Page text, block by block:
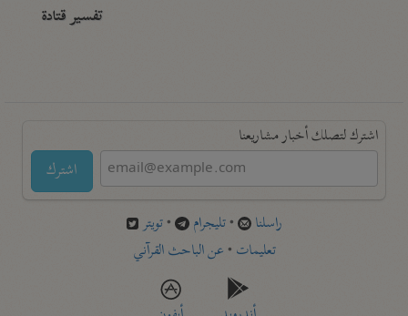
تفسير قتادة
اشترك لتصلك أخبار مشاريعنا
اشترك
راسلنا •تليجرام •تويتر
تعليمات •عن الباحث القرآني